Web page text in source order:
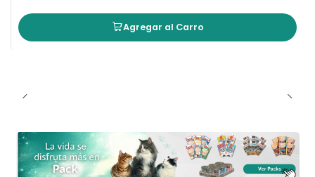
Agregar al Carro